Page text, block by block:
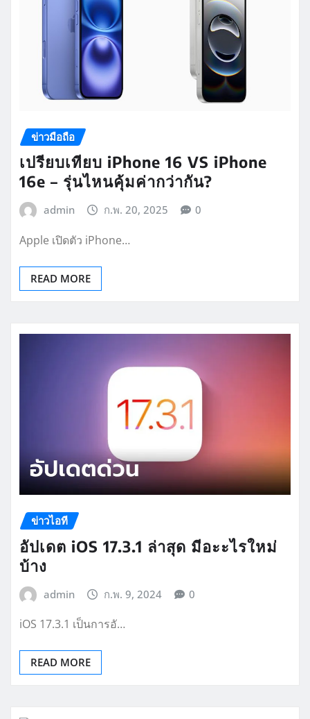
ข่าวมือถือ
เปรียบเทียบ iPhone 16 VS iPhone
16e – รุ่นไหนคุ้มค่ากว่ากัน?
admin ก.พ. 20, 2025 0
Apple เปิดตัว iPhone…
READ MORE
ข่าวไอที
อัปเดต iOS 17.3.1 ล่าสุด มีอะะไรใหม่
บ้าง
admin ก.พ. 9, 2024 0
iOS 17.3.1 เป็นการอั…
READ MORE